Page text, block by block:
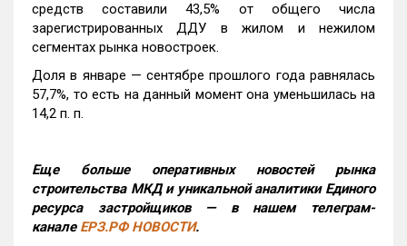
средств составили 43,5% от общего числа
зарегистрированных ДДУ в жилом и нежилом
сегментах рынка новостроек.
Доля в январе — сентябре прошлого года равнялась
57,7%, то есть на данный момент она уменьшилась на
14,2 п. п.
Еще больше оперативных новостей рынка
строительства МКД и уникальной аналитики Единого
ресурса застройщиков — в нашем телеграм-
канале ЕРЗ.РФ НОВОСТИ.